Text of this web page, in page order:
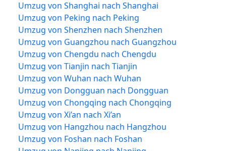
Umzug von Shanghai nach Shanghai
Umzug von Peking nach Peking
Umzug von Shenzhen nach Shenzhen
Umzug von Guangzhou nach Guangzhou
Umzug von Chengdu nach Chengdu
Umzug von Tianjin nach Tianjin
Umzug von Wuhan nach Wuhan
Umzug von Dongguan nach Dongguan
Umzug von Chongqing nach Chongqing
Umzug von Xi’an nach Xi’an
Umzug von Hangzhou nach Hangzhou
Umzug von Foshan nach Foshan